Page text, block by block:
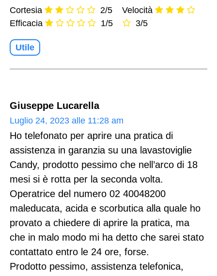
Cortesia
2/5
Efficacia
1/5
Velocità
3/5
Utile
Giuseppe Lucarella
Luglio 24, 2023 alle 11:28 am
Ho telefonato per aprire una pratica di
assistenza in garanzia su una lavastoviglie
Candy, prodotto pessimo che nell’arco di 18
mesi si è rotta per la seconda volta.
Operatrice del numero 02 40048200
maleducata, acida e scorbutica alla quale ho
provato a chiedere di aprire la pratica, ma
che in malo modo mi ha detto che sarei stato
contattato entro le 24 ore, forse.
Prodotto pessimo, assistenza telefonica,